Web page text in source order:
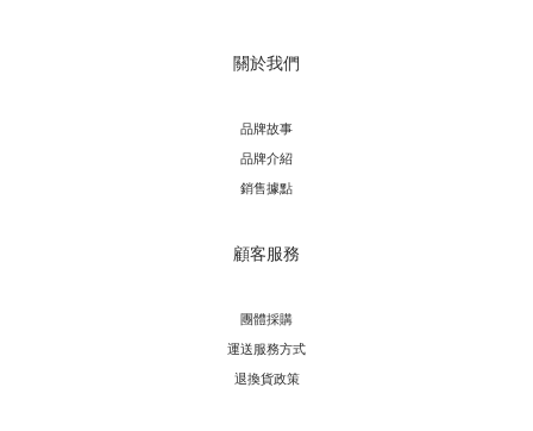
關於我們
品牌故事
品牌介紹
銷售據點
顧客服務
團體採購
運送服務方式
退換貨政策